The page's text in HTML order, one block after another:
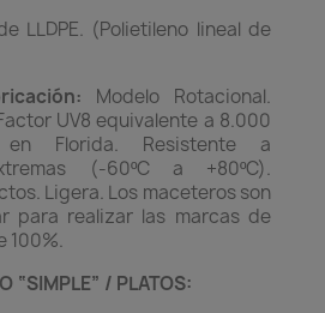
LLDPE. (Polietileno lineal de
Modelo Rotacional.
UV8 equivalente a 8.000
Florida. Resistente a
(-60ºC a +80ºC).
Ligera. Los maceteros son
para realizar las marcas de
100%.
“SIMPLE” / PLATOS: